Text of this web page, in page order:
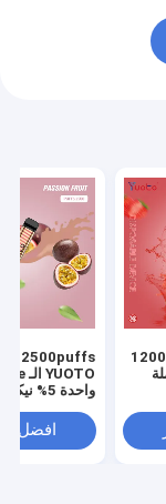
7ML بطارية 1200mAh
2500puffs
واحدة 5%
افضل